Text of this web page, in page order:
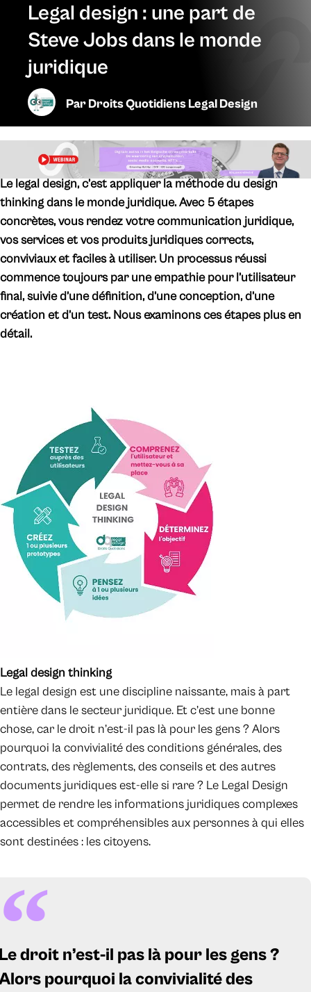
Legal design : une part de
Steve Jobs dans le monde
juridique
ParDroits Quotidiens Legal Design
Le legal design, c’est appliquer la méthode du design
thinking dans le monde juridique. Avec 5 étapes
concrètes, vous rendez votre communication juridique,
vos services et vos produits juridiques corrects,
conviviaux et faciles à utiliser. Un processus réussi
commence toujours par une empathie pour l’utilisateur
final, suivie d’une définition, d’une conception, d’une
création et d’un test. Nous examinons ces étapes plus en
détail.
Legal design thinking
Le legal design est une discipline naissante, mais à part
entière dans le secteur juridique. Et c’est une bonne
chose, car le droit n’est-il pas là pour les gens ? Alors
pourquoi la convivialité des conditions générales, des
contrats, des règlements, des conseils et des autres
documents juridiques est-elle si rare ? Le Legal Design
permet de rendre les informations juridiques complexes
accessibles et compréhensibles aux personnes à qui elles
sont destinées : les citoyens.
droit n’est-il pas là pour les gens ?
pourquoi la convivialité des